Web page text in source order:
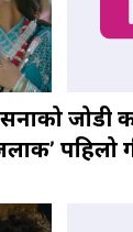
जोडी
पहिलो